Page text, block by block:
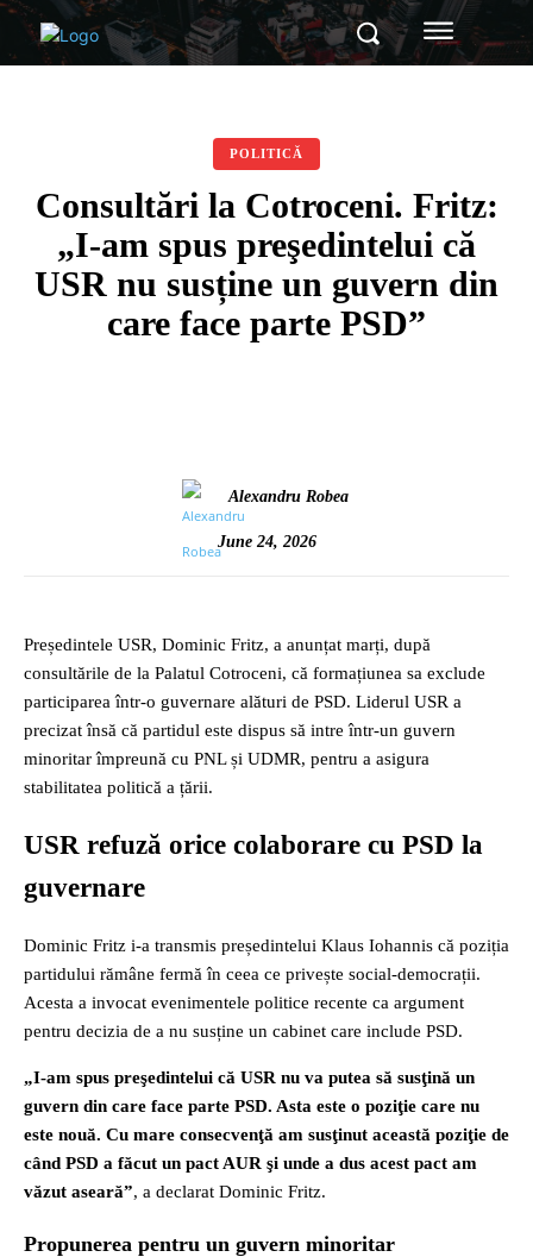
POLITICĂ
Consultări la Cotroceni. Fritz:
„I-am spus preşedintelui că
USR nu susține un guvern din
care face parte PSD”
Alexandru Robea
June 24, 2026
Președintele USR, Dominic Fritz, a anunțat marți, după
consultările de la Palatul Cotroceni, că formațiunea sa exclude
participarea într-o guvernare alături de PSD. Liderul USR a
precizat însă că partidul este dispus să intre într-un guvern
minoritar împreună cu PNL și UDMR, pentru a asigura
stabilitatea politică a țării.
USR refuză orice colaborare cu PSD la
guvernare
Dominic Fritz i-a transmis președintelui Klaus Iohannis că poziția
partidului rămâne fermă în ceea ce privește social-democrații.
Acesta a invocat evenimentele politice recente ca argument
pentru decizia de a nu susține un cabinet care include PSD.
„I-am spus preşedintelui că USR nu va putea să susţină un
guvern din care face parte PSD. Asta este o poziţie care nu
este nouă. Cu mare consecvenţă am susţinut această poziţie de
când PSD a făcut un pact AUR şi unde a dus acest pact am
văzut aseară”, a declarat Dominic Fritz.
Propunerea pentru un guvern minoritar